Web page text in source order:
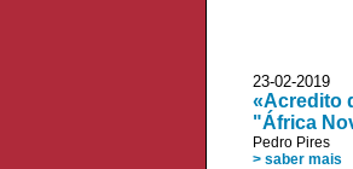
23-02-2019
«Acredito
"África
Pedro Pires
> saber mais